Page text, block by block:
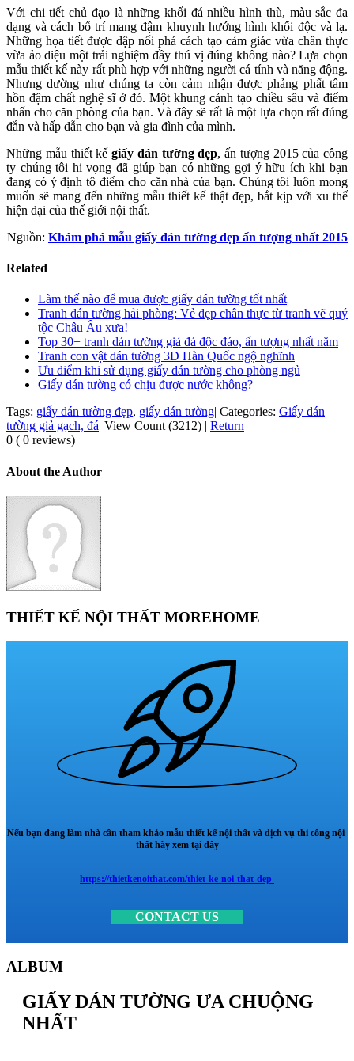
Với chi tiết chủ đạo là những khối đá nhiều hình thù, màu sắc đa
dạng và cách bố trí mang đậm khuynh hướng hình khối độc và lạ.
Những họa tiết được dập nổi phá cách tạo cảm giác vừa chân thực
vừa ảo diệu một trải nghiệm đầy thú vị đúng không nào? Lựa chọn
mẫu thiết kế này rất phù hợp với những người cá tính và năng động.
Nhưng dường như chúng ta còn cảm nhận được phảng phất tâm
hồn đậm chất nghệ sĩ ở đó. Một khung cảnh tạo chiều sâu và điểm
nhấn cho căn phòng của bạn. Và đây sẽ rất là một lựa chọn rất đúng
đắn và hấp dẫn cho bạn và gia đình của mình.
Những mẫu thiết kế giấy dán tường đẹp, ấn tượng 2015 của công
ty chúng tôi hi vọng đã giúp bạn có những gợi ý hữu ích khi bạn
đang có ý định tô điểm cho căn nhà của bạn. Chúng tôi luôn mong
muốn sẽ mang đến những mẫu thiết kế thật đẹp, bắt kịp với xu thế
hiện đại của thế giới nội thất.
Nguồn: Khám phá mẫu giấy dán tường đẹp ấn tượng nhất 2015
Related
Làm thế nào để mua được giấy dán tường tốt nhất
Tranh dán tường hải phòng: Vẻ đẹp chân thực từ tranh vẽ quý
tộc Châu Âu xưa!
Top 30+ tranh dán tường giả đá độc đáo, ấn tượng nhất năm
Tranh con vật dán tường 3D Hàn Quốc ngộ nghĩnh
Ưu điểm khi sử dụng giấy dán tường cho phòng ngủ
Giấy dán tường có chịu được nước không?
Tags: giấy dán tường đẹp, giấy dán tường| Categories: Giấy dán
tường giả gạch, đá| View Count (3212) | Return
0 ( 0 reviews)
About the Author
THIẾT KẾ NỘI THẤT MOREHOME
Nếu bạn đang làm nhà cần tham khảo mẫu thiết kế nội thất và dịch vụ thi công nội
thất hãy xem tại đây
https://thietkenoithat.com/thiet-ke-noi-that-dep
CONTACT US
ALBUM
GIẤY DÁN TƯỜNG ƯA CHUỘNG
NHẤT